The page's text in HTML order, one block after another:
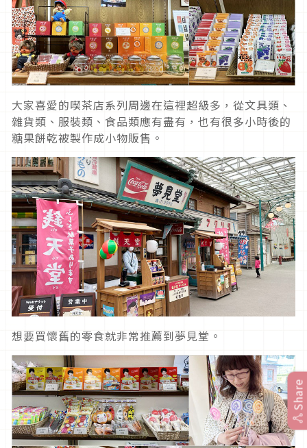
大家喜愛的喫茶店系列周邊在這裡超級多，從文具類、
雜貨類、服裝類、食品類應有盡有，也有很多小時後的
糖果餅乾被製作成小物販售。
想要買懷舊的零食就非常推薦到夢見堂。
Share